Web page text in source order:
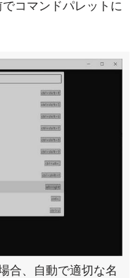
コマンドパレットに
合、自動で適切な名